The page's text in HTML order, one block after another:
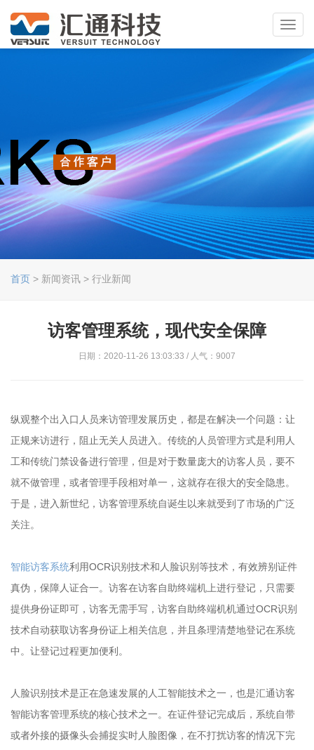
首页 > 新闻资讯 > 行业新闻
访客管理系统，现代安全保障
日期：2020-11-26 13:03:33 / 人气：9007
纵观整个出入口人员来访管理发展历史，都是在解决一个问题：让
正规来访进行，阻止无关人员进入。传统的人员管理方式是利用人
工和传统门禁设备进行管理，但是对于数量庞大的访客人员，要不
就不做管理，或者管理手段相对单一，这就存在很大的安全隐患。
于是，进入新世纪，访客管理系统自诞生以来就受到了市场的广泛
关注。
智能访客系统利用OCR识别技术和人脸识别等技术，有效辨别证件
真伪，保障人证合一。访客在访客自助终端机上进行登记，只需要
提供身份证即可，访客无需手写，访客自助终端机机通过OCR识别
技术自动获取访客身份证上相关信息，并且条理清楚地登记在系统
中。让登记过程更加便利。
人脸识别技术是正在急速发展的人工智能技术之一，也是汇通访客
智能访客管理系统的核心技术之一。在证件登记完成后，系统自带
或者外接的摄像头会捕捉实时人脸图像，在不打扰访客的情况下完